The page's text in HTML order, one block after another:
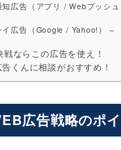
広告（アプリ / Webプッシ
広告（Google / Yahoo!） –
ならこの広告を使え！
くんに相談がおすすめ！
広告戦略のポ